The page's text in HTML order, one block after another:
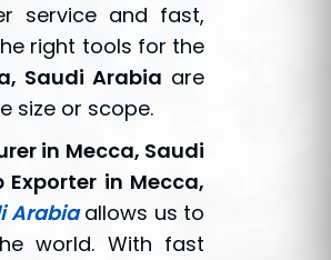
service and fast,
right tools for the
Saudi Arabia are
size or scope.
in Mecca, Saudi
Exporter in Mecca,
Arabiaallows us to
world. With fast